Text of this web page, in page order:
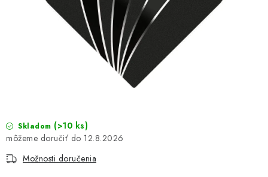
Skladom (>10 ks)
12.8.2026
Možnosti doručenia